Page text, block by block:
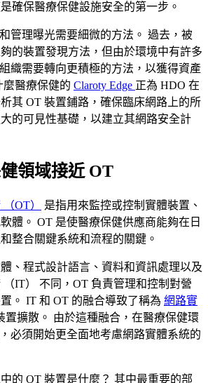
確保醫療保健設施安全的第一步。
管理曝光需要細微的方法。 過去，被
的裝置發現方法，但由於環境中有許多
織需要轉向更積極的方法，以獲得資產
醫療保健的 Claroty Edge 正為 HDO 在
其 OT 裝置鋪路，確保臨床網路上的所
的可見性基礎，以建立其網路安全計
領域接近 OT
OT）
是指用來監控或控制實體裝置、
體。 OT 是使醫療保健供應商能夠在日
整合關鍵系統和流程的關鍵。
、程式設計語言、資料和資訊處理以及
IT） 不同，OT 負責管理和控制對營
。 IT 和 OT 的融合導致了稱為 網路實
置擴散。 由於這種融合，在醫療保健環
必須開始更全面地考慮網路實體系統的
的 OT 裝置是什麼？ 其中最重要的部